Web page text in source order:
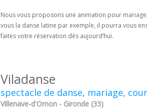
Nous vous proposons une animation pour
vous la danse latine par exemple, il pourra vous
faites votre réservation dès aujourd’hui.
Viladanse
spectacle de danse, mariage, cour
Villenave-d'Ornon - Gironde (33)